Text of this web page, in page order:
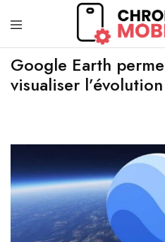
Chronomobile
Achat,
vente
et
réparation
de
Google Earth
visualiser